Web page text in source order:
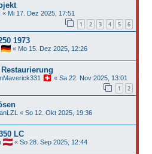
« Mi 17. Dez 2025, 17:51
1 2 3 4 5 6
1973
« Mo 15. Dez 2025, 12:26
Restaurierung
« Sa 22. Nov 2025, 13:01
1 2
« So 12. Okt 2025, 19:36
LC
« So 28. Sep 2025, 12:44